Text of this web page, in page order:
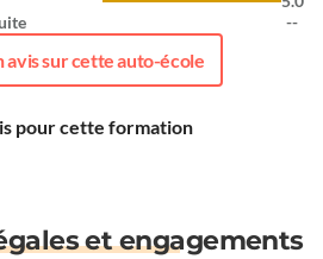
--
avis sur cette auto-école
pour cette formation
et engagements